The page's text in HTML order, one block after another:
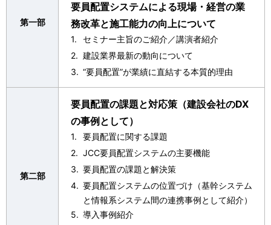
第一部
要員配置システムによる現場・経営の業
務改革と施工能力の向上について
セミナー主旨のご紹介／講演者紹介
建設業界最新の動向について
“要員配置”が業績に直結する本質的理由
第二部
要員配置の課題と対応策（建設会社のDX
の事例として）
要員配置に関する課題
JCC要員配置システムの主要機能
要員配置の課題と解決策
要員配置システムの位置づけ（基幹システム
と情報系システム間の連携事例として紹介）
導入事例紹介